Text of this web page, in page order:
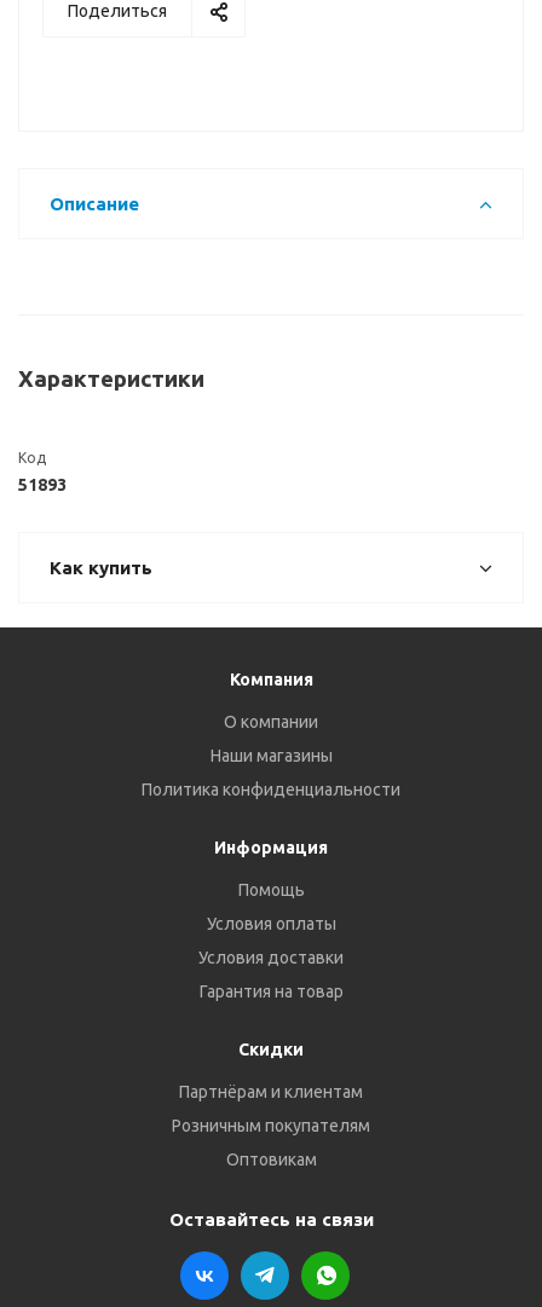
Поделиться
Описание
Характеристики
Код
51893
Как купить
Компания
О компании
Наши магазины
Политика конфиденциальности
Информация
Помощь
Условия оплаты
Условия доставки
Гарантия на товар
Скидки
Партнёрам и клиентам
Розничным покупателям
Оптовикам
Оставайтесь на связи